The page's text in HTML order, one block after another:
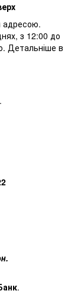
адресою.
з 12:00 до
Детальніше в
.